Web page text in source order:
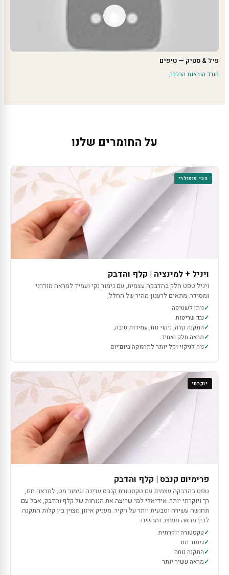
פיל & סטיק — טיפים
הורד הוראות הרכבה
על החומרים שלנו
הכי פופולרי
ויניל + למינציה | קלף והדבק
ויניל טפט חלק בהדבקה עצמית, עם גימור נקי ועמיד למראה מודרני
ומסודר. מתאים לרענון מהיר של החלל,
ניתן לשטיפה
נגד שריטות
התקנה קלה, ניקוי נוח, עמידות טובה,
מראה חלק ואחיד.
נוח לניקוי וקל יותר לתחזוקה ביום־יום
יוקרתי
פרימיום קנבס | קלף והדבק
טפט בהדבקה עצמית עם טקסטורת קנבס עדינה וגימור מט, למראה חם,
רך ויוקרתי יותר. אידיאלי למי שרוצה את הנוחות של קלף והדבק, אבל עם
תחושה עשירה וטבעית יותר על הקיר. מעניק איזון מצוין בין קלות התקנה
לבין מראה מעוצב ומרשים.
טקסטורה יוקרתית
גימור מט
התקנה נוחה
מראה עשיר יותר